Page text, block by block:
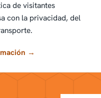
de visitantes
con la privacidad, del
→